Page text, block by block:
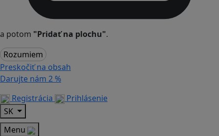
a potom "Pridať na plochu".
Rozumiem
Preskočiť na obsah
Darujte nám 2 %
Registrácia
Prihlásenie
SK
Menu